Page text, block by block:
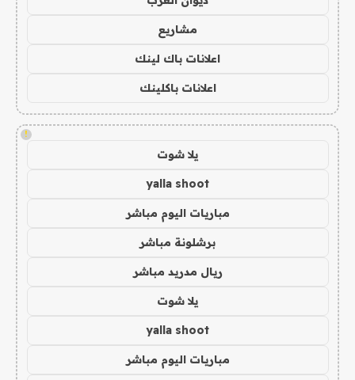
مشاريع
اعلانات باك لينك
اعلانات باكلينك
!
يلا شوت
yalla shoot
مباريات اليوم مباشر
برشلونة مباشر
ريال مدريد مباشر
يلا شوت
yalla shoot
مباريات اليوم مباشر